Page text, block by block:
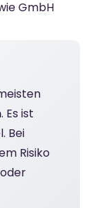
GmbH
. Es ist
Bei
Risiko